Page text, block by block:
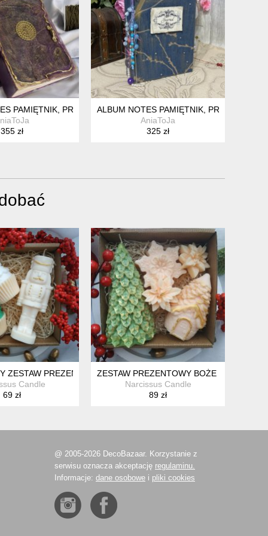
PAMIĘTNIK, PREZENT POD CHOINKĘ, KSIĘGA GOŚCI
355 zł
ALBUM NOTES PAMIĘTNIK, PREZENT
AniaToJa
325 zł
ZESTAW PREZENTOWY
Candle
69 zł
ZESTAW PREZENTOWY BOŻE
Narcissus Candle
89 zł
@ 2005-2026 DecoBazaar. Korzystanie z
serwisu oznacza akceptację regulaminu.
Informacje: dane osobowe i pliki cookies